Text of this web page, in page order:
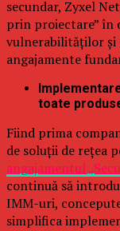
secundar, Zyxel
prin proiectare” în
vulnerabilităților și
angajamente
toate
Fiind prima
de soluții de rețea
angajamentul
continuă să
IMM-uri,
simplifica